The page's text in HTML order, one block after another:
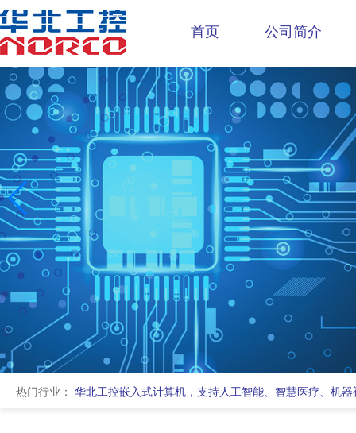
首页 公司简介
热门行业： 华北工控嵌入式计算机，支持人工智能、智慧医疗、机